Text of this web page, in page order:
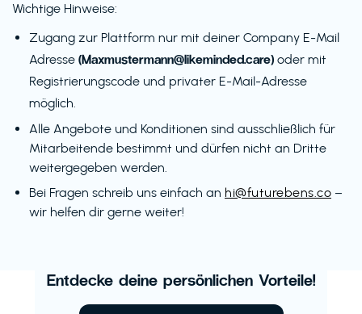
Wichtige Hinweise:
Zugang zur Plattform nur mit deiner Company E-Mail
Adresse (Maxmustermann@likeminded.care) oder mit
Registrierungscode und privater E-Mail-Adresse
möglich.
Alle Angebote und Konditionen sind ausschließlich für
Mitarbeitende bestimmt und dürfen nicht an Dritte
weitergegeben werden.
Bei Fragen schreib uns einfach an hi@futurebens.co –
wir helfen dir gerne weiter!
Entdecke deine persönlichen Vorteile!